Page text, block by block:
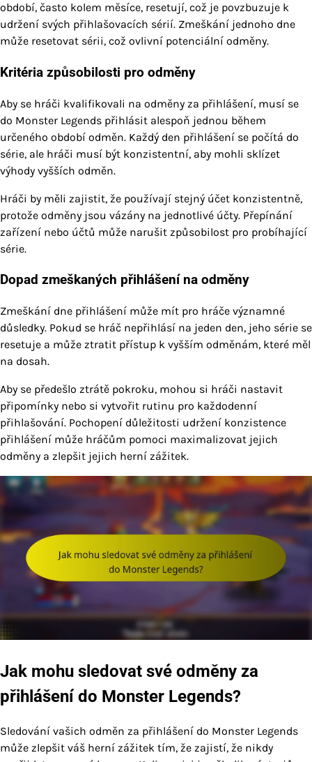
období, často kolem měsíce, resetují, což je povzbuzuje k
udržení svých přihlašovacích sérií. Zmeškání jednoho dne
může resetovat sérii, což ovlivní potenciální odměny.
Kritéria způsobilosti pro odměny
Aby se hráči kvalifikovali na odměny za přihlášení, musí se
do Monster Legends přihlásit alespoň jednou během
určeného období odměn. Každý den přihlášení se počítá do
série, ale hráči musí být konzistentní, aby mohli sklízet
výhody vyšších odměn.
Hráči by měli zajistit, že používají stejný účet konzistentně,
protože odměny jsou vázány na jednotlivé účty. Přepínání
zařízení nebo účtů může narušit způsobilost pro probíhající
série.
Dopad zmeškaných přihlášení na odměny
Zmeškání dne přihlášení může mít pro hráče významné
důsledky. Pokud se hráč nepřihlásí na jeden den, jeho série se
resetuje a může ztratit přístup k vyšším odměnám, které měl
na dosah.
Aby se předešlo ztrátě pokroku, mohou si hráči nastavit
připomínky nebo si vytvořit rutinu pro každodenní
přihlašování. Pochopení důležitosti udržení konzistence
přihlášení může hráčům pomoci maximalizovat jejich
odměny a zlepšit jejich herní zážitek.
Jak mohu sledovat své odměny za
přihlášení do Monster Legends?
Sledování vašich odměn za přihlášení do Monster Legends
může zlepšit váš herní zážitek tím, že zajistí, že nikdy